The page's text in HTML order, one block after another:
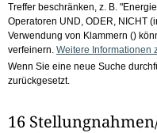
Treffer beschränken, z. B.
Operatoren UND, ODER, NICHT
Verwendung von Klammern ()
verfeinern. Weitere Informationen
Wenn Sie eine neue Suche
zurückgesetzt.
16